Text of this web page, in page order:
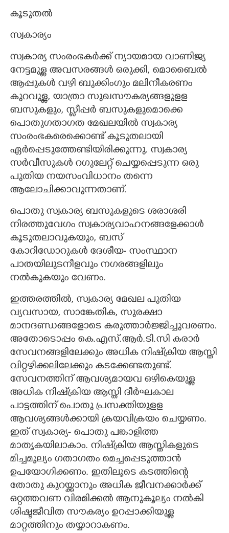
കൂടുതൽ
സ്വകാര്യം
സ്വകാര്യ സംരംഭകർക്ക് ന്യായമായ വാണിജ്യ
നേട്ടമുള്ള അവസരങ്ങൾ ഒരുക്കി,​ മൊബൈൽ
ആപ്പുകൾ വഴി ബുക്കിംഗും മലിനീകരണം
കുറവുള്ള,​ യാത്രാ സുഖസൗകര്യങ്ങളുളള
ബസുകളും,​ സ്ലീപ്പർ ബസുകളുമൊക്കെ
പൊതുഗതാഗത മേഖലയിൽ സ്വകാര്യ
സംരംഭകരെക്കൊണ്ട് കൂടുതലായി
ഏർപ്പെടുത്തേണ്ടിയിരിക്കുന്നു. സ്വകാര്യ
സർവീസുകൾ റഗുലേറ്റ് ചെയ്യപ്പെടുന്ന ഒരു
പുതിയ നയസംവിധാനം തന്നെ
ആലോചിക്കാവുന്നതാണ്.
പൊതു സ്വകാര്യ ബസുകളുടെ ശരാശരി
നിരത്തുവേഗം സ്വകാര്യവാഹനങ്ങളേക്കാൾ
കൂടുതലാവുകയും,​ ബസ്
കോറിഡോറുകൾ ദേശീയ- സംസ്ഥാന
പാതയിലുടനീളവും നഗരങ്ങളിലും
നൽകുകയും വേണം.
ഇത്തരത്തിൽ,​ സ്വകാര്യ മേഖല പുതിയ
വ്യവസായ,​ സാങ്കേതിക,​ സുരക്ഷാ
മാനദണ്ഡങ്ങളോടെ കരുത്താർജ്ജിച്ചുവരണം.
അതോടൊപ്പം കെ.എസ്.ആർ.ടി.സി കരാർ
സേവനങ്ങളിലേക്കും അധിക നിഷ്‌ക്രിയ ആസ്തി
വിറ്റഴിക്കലിലേക്കും കടക്കേണ്ടതുണ്ട്.
സേവനത്തിന് ആവശ്യമായവ ഒഴികെയുള്ള
അധിക നിഷ്‌ക്രിയ ആസ്തി ദീർഘകാല
പാട്ടത്തിന് പൊതു പ്രസക്തിയുളള
ആവശ്യങ്ങൾക്കായി ക്രയവിക്രയം ചെയ്യണം.
ഇത് സ്വകാര്യ- പൊതു പങ്കാളിത്ത
മാതൃകയിലാകാം. നിഷ്‌ക്രിയ ആസ്തികളുടെ
മിച്ചമൂല്യം ഗതാഗതം മെച്ചപ്പെടുത്താൻ
ഉപയോഗിക്കണം. ഇതിലൂടെ കടത്തിന്റെ
തോതു കുറയ്ക്കാനും അധിക ജീവനക്കാർക്ക്
ഒറ്റത്തവണ വിരമിക്കൽ ആനുകൂല്യം നൽകി
ശിഷ്ടജീവിത സൗകര്യം ഉറപ്പാക്കിയുള്ള
മാറ്റത്തിനും തയ്യാറാകണം.